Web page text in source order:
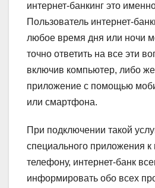
интернет-банкинг это
Пользователь интернет-
любое время дня или ночи
точно ответить на все эти
включив компьютер, либо
приложение с помощью
или смартфона.
При подключении такой
специального приложения
телефону, интернет-банк
информировать обо всех